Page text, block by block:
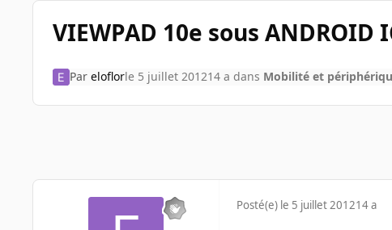
VIEWPAD 10e sous ANDROID
Par eloflorle 5 juillet 201214 a dans Mobilité et
Posté(e) le 5 juillet 201214 a